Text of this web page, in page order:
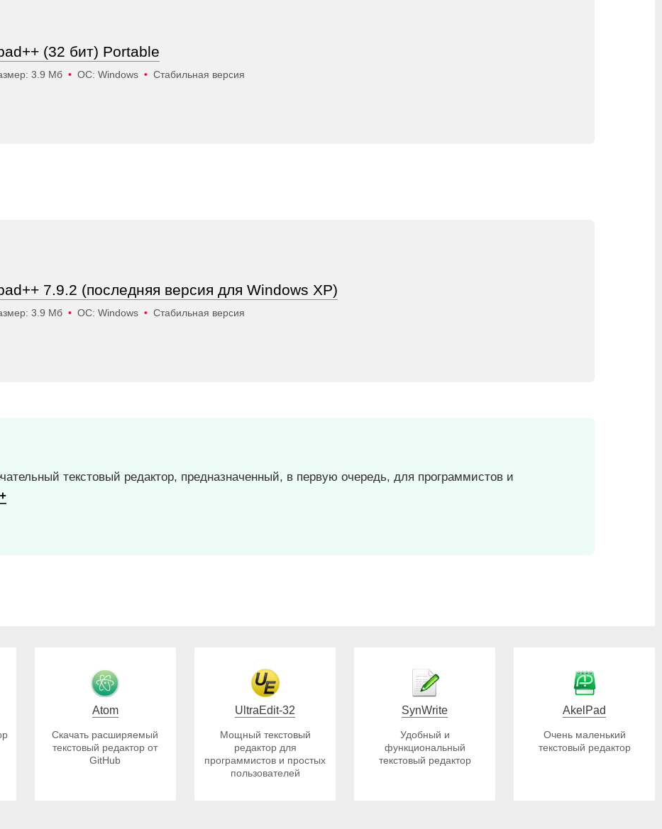
(32 бит) Portable
3.9 Мб • ОС: Windows • Стабильная версия
7.9.2 (последняя версия для Windows XP)
3.9 Мб • ОС: Windows • Стабильная версия
текстовый редактор, предназначенный, в первую очередь, для программистов и
Atom
Скачать расширяемый
текстовый редактор от
GitHub
UltraEdit-32
Мощный текстовый
редактор для
программистов и простых
пользователей
SynWrite
Удобный и
функциональный
текстовый редактор
AkelPad
Очень маленький
текстовый редактор